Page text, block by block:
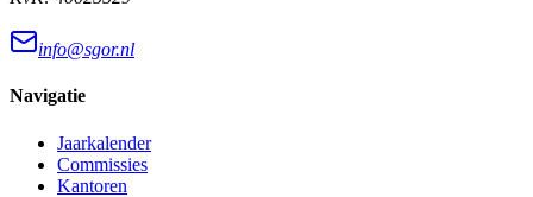
info@sgor.nl
Navigatie
Jaarkalender
Commissies
Kantoren